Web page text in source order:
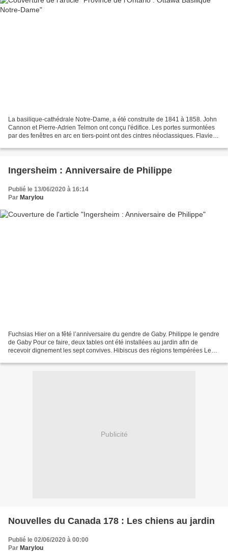
La basilique-cathédrale Notre-Dame, a été construite de 1841 à 1858. John
Cannon et Pierre-Adrien Telmon ont conçu l'édifice. Les portes surmontées
par des fenêtres en arc en tiers-point ont des cintres néoclassiques. Flavien
Ingersheim : Anniversaire de Philippe
Publié le 13/06/2020 à 16:14
Par Marylou
Fuchsias Hier on a fêté l’anniversaire du gendre de Gaby. Philippe le gendre
de Gaby Pour ce faire, deux tables ont été installées au jardin afin de
recevoir dignement les sept convives. Hibiscus des régions tempérées Le
Publicité
Nouvelles du Canada 178 : Les chiens au jardin
Publié le 02/06/2020 à 00:00
Par Marylou